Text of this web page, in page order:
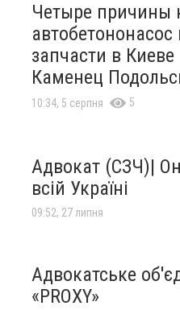
Четыре причины
автобетононасос
запчасти в Киеве
Каменец
10:34, 5 серпня 5
Адвокат (СЗЧ)|
всій Україні
09:52, 27 липня
Адвокатське
«PROXY»